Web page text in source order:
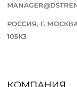
РОССИЯ, Г.
105К3